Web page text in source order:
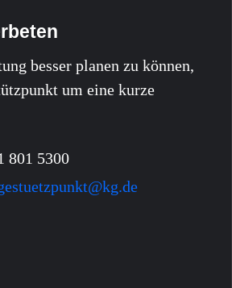
besser planen zu können,
um eine kurze
801 5300